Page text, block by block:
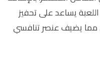
يساعد على تحفيز
مما يضيف عنصر تنافسي